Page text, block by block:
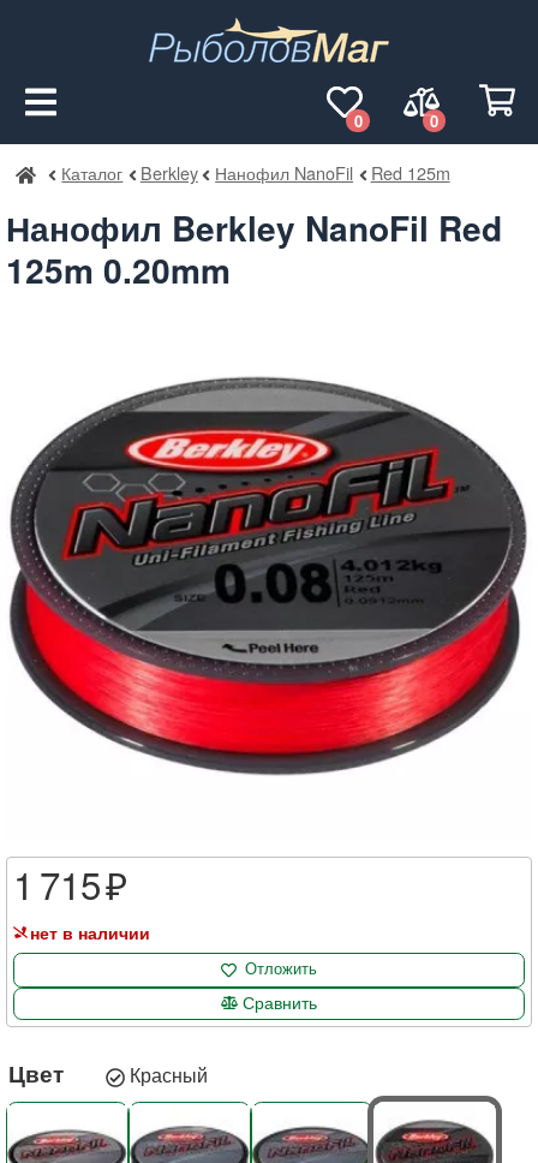
0
0
РыболовМаг
Каталог Berkley Нанофил NanoFil Red 125m
Нанофил Berkley NanoFil Red
125m 0.20mm
Цвет Красный
1 715
нет в наличии
Отложить
Сравнить